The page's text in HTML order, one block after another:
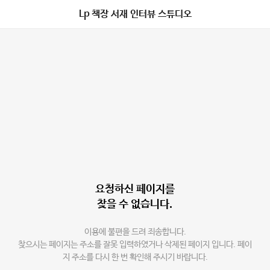
Lp 책장 서재 인터뷰 스튜디오
요청하신 페이지를
찾을 수 없습니다.
이용에 불편을 드려 죄송합니다.
찾으시는 페이지는 주소를 잘못 입력하였거나 삭제된 페이지 입니다. 페이
지 주소를 다시 한 번 확인해 주시기 바랍니다.